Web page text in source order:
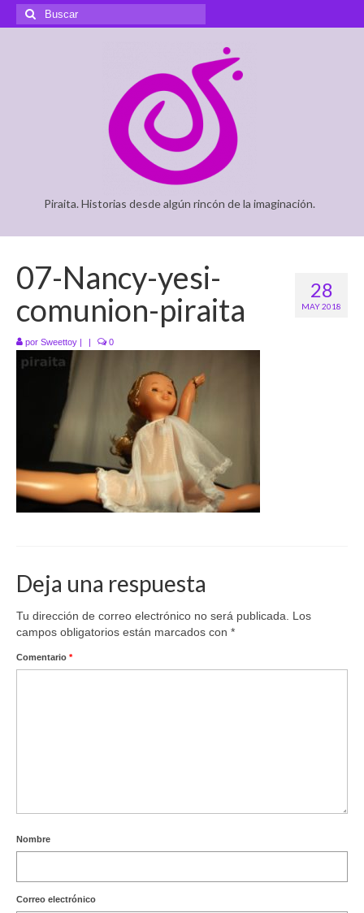
Buscar
por:
Piraita. Historias desde algún rincón de la imaginación.
28
MAY 2018
07-Nancy-yesi-
comunion-piraita
por Sweettoy | | 0
Deja una respuesta
Tu dirección de correo electrónico no será publicada.
Los
campos obligatorios están marcados con *
Comentario *
Nombre
Correo electrónico